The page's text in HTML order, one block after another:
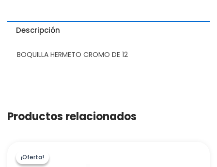
Descripción
BOQUILLA HERMETO CROMO DE 12
Productos relacionados
¡Oferta!
¡Oferta!